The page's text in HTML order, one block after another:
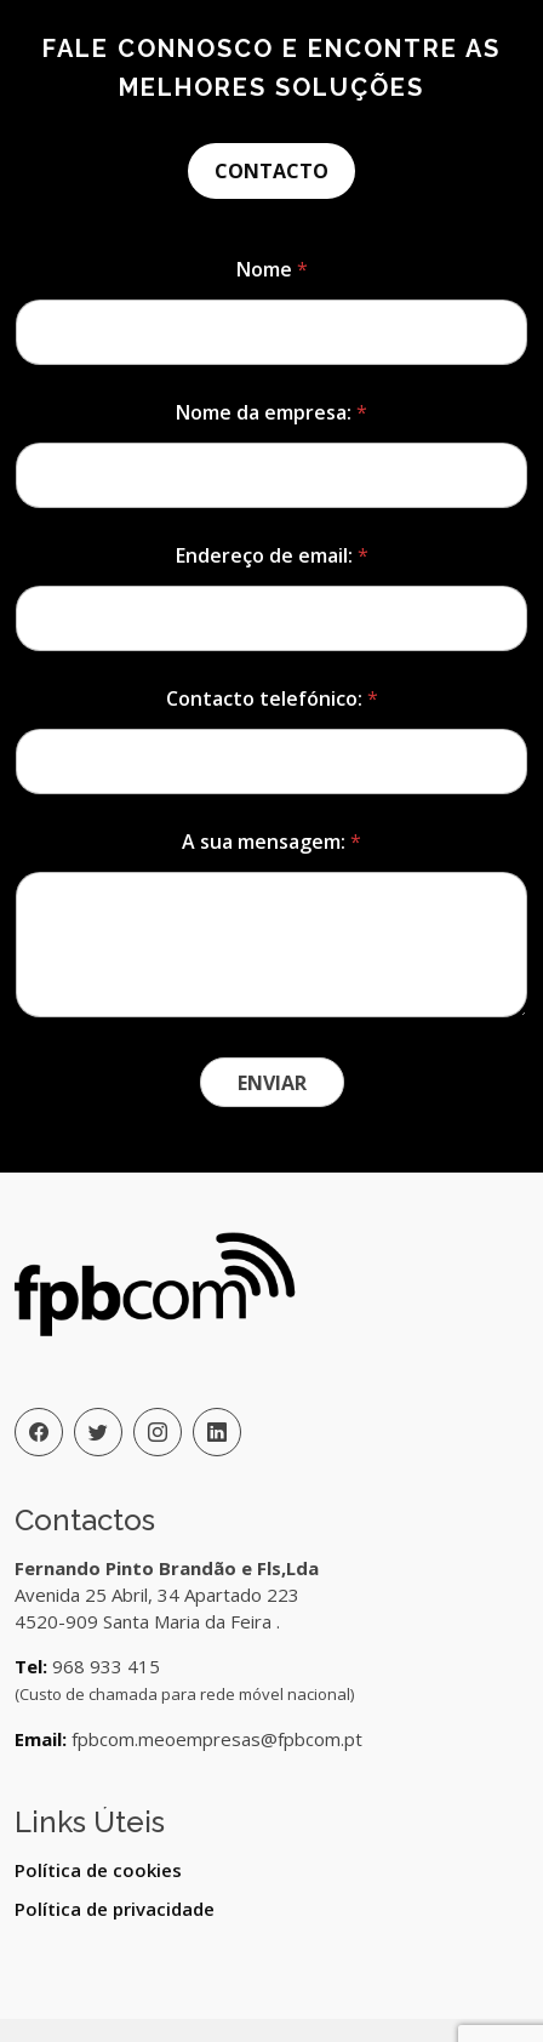
FALE CONNOSCO E ENCONTRE AS
MELHORES SOLUÇÕES
CONTACTO
Nome *
Nome da empresa: *
Endereço de email: *
Contacto telefónico: *
A sua mensagem: *
ENVIAR
Contactos
Fernando Pinto Brandão e Fls,Lda
Avenida 25 Abril, 34 Apartado 223
4520-909 Santa Maria da Feira .
Tel: 968 933 415
(Custo de chamada para rede móvel nacional)
Email: fpbcom.meoempresas@fpbcom.pt
Links Úteis
Política de cookies
Política de privacidade